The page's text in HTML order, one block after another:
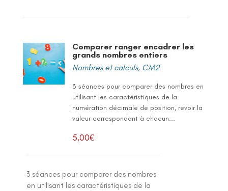
Comparer ranger encadrer les
grands nombres entiers
Nombres et calculs, CM2
3 séances pour comparer des nombres en
utilisant les caractéristiques de la
numération décimale de position, revoir la
valeur correspondant à chacun...
5,00€
3 séances pour comparer des nombres
en utilisant les caractéristiques de la